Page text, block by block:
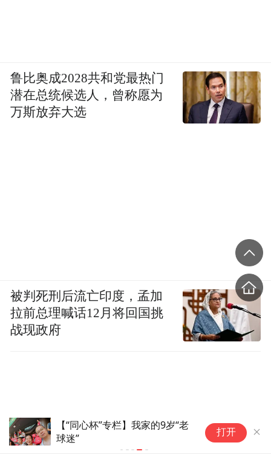
【“同心杯”专栏】我家的9岁“老
球迷”
打开
鲁比奥成2028共和党最热门
潜在总统候选人，曾称愿为
万斯放弃大选
被判死刑后流亡印度，孟加
拉前总理喊话12月将回国挑
战现政府